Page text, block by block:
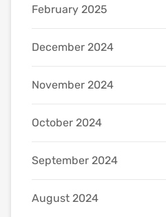
February 2025
December 2024
November 2024
October 2024
September 2024
August 2024